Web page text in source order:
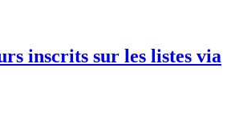
inscrits sur les listes via